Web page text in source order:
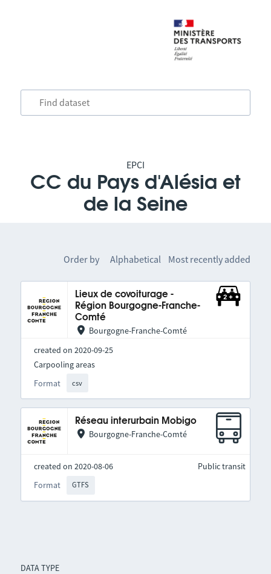
EPCI
CC du Pays d'Alésia et
de la Seine
DATA TYPE
Order by Alphabetical Most recently added
Lieux de covoiturage -
Région Bourgogne-Franche-
Comté
Bourgogne-Franche-Comté
created on 2020-09-25
Format csv
Carpooling areas
Réseau interurbain Mobigo
Bourgogne-Franche-Comté
created on 2020-08-06
Format
GTFS
Public transit